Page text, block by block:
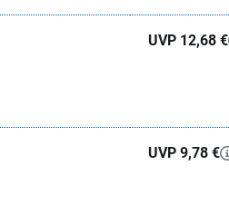
UVP 12,68 €
UVP 9,78 €